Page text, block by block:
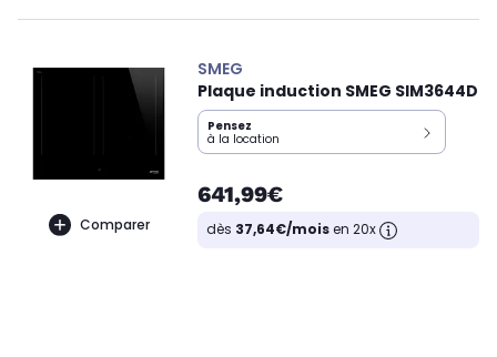
Comparer
SMEG
Plaque induction SMEG SIM3644D
Pensez
à la location
641,99€
dès 37,64€/moisen 20x